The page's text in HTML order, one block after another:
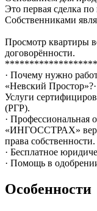
Это первая сделка
Собственниками
Просмотр квартиры
договорённости.
· Почему нужно
«Невский Простор»?·
Услуги
(РГР).
· Профессиональная
«ИНГОССТРАХ»
права собственности.
· Бесплатное
· Помощь в
Особенности